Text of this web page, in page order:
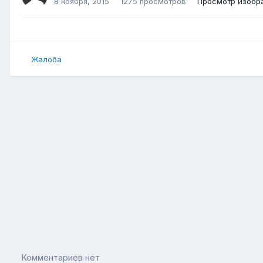
Жалоба
Комментариев нет